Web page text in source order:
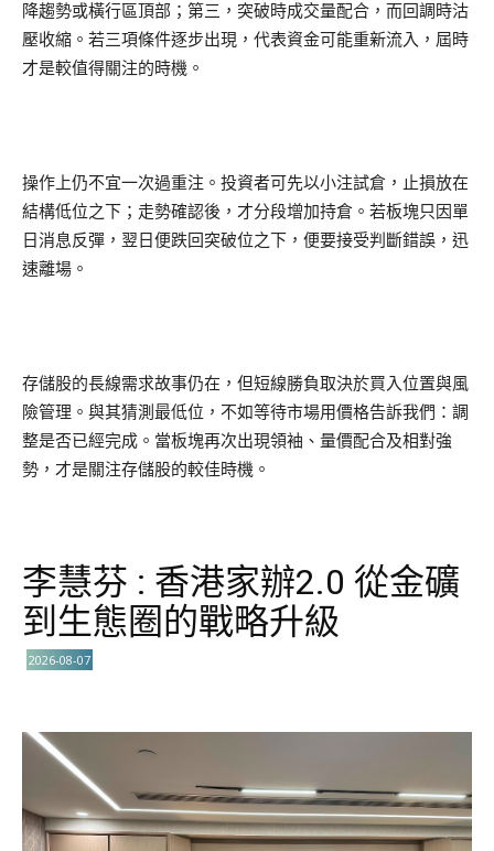
降趨勢或橫行區頂部；第三，突破時成交量配合，而回調時沽
壓收縮。若三項條件逐步出現，代表資金可能重新流入，屆時
才是較值得關注的時機。
操作上仍不宜一次過重注。投資者可先以小注試倉，止損放在
結構低位之下；走勢確認後，才分段增加持倉。若板塊只因單
日消息反彈，翌日便跌回突破位之下，便要接受判斷錯誤，迅
速離場。
存儲股的長線需求故事仍在，但短線勝負取決於買入位置與風
險管理。與其猜測最低位，不如等待市場用價格告訴我們：調
整是否已經完成。當板塊再次出現領袖、量價配合及相對強
勢，才是關注存儲股的較佳時機。
李慧芬 : 香港家辦2.0 從金礦
到生態圈的戰略升級
2026-08-07